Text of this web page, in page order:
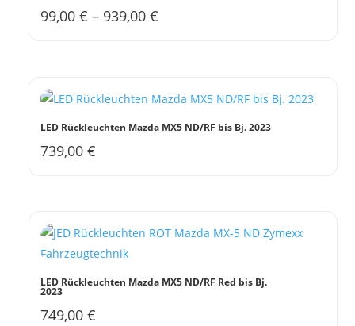
99,00€ – 939,00€
Varianten
Produktseite
werden
LED Rückleuchten Mazda MX5 ND/RF bis Bj. 2023
739,00€
LED Rückleuchten Mazda MX5 ND/RF Red bis Bj.
2023
749,00€